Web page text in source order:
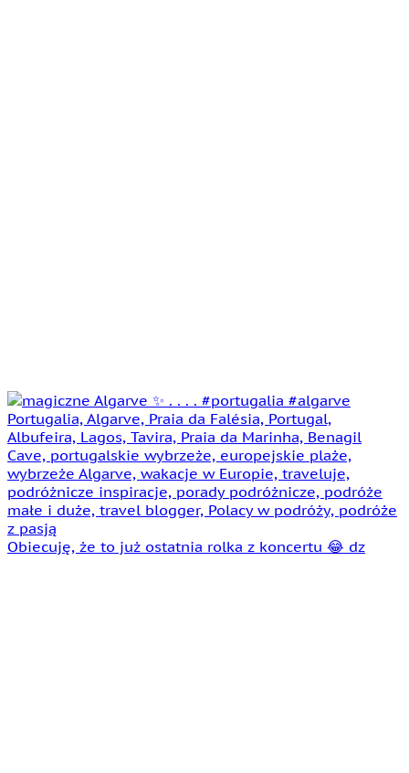
Obiecuję, że to już ostatnia rolka z koncertu 😂 dz